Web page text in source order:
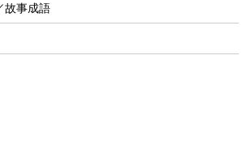
故事成語